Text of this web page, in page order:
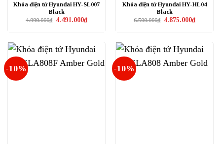
Khóa điện tử Hyundai HY-SL007
Black
4.990.000₫ Giá
4.491.000₫Giá
hiện
Khóa điện tử Hyundai HY-HL04
Black
6.500.000₫ Giá
4.875.000₫Giá
hiện
-10% -10%